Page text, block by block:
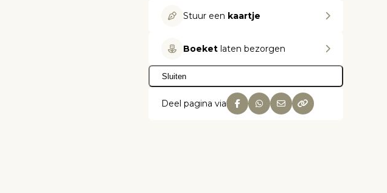
Stuur een kaartje
Boeket laten bezorgen
Sluiten
Deel pagina via